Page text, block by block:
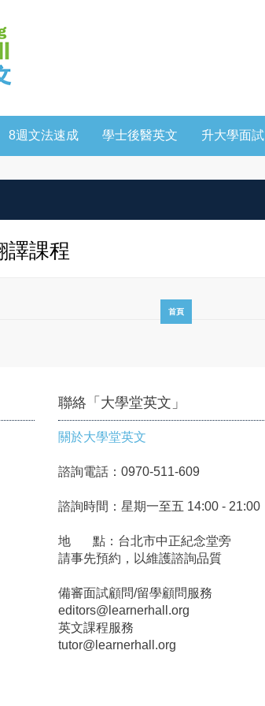
8週文法速成 學士後醫英文 升大學面試
譯課程
首頁
聯絡「大學堂英文」
關於大學堂英文
諮詢電話：0970-511-609
諮詢時間：星期一至五 14:00 - 21:00
地 點：台北市中正紀念堂旁
請事先預約，以維護諮詢品質
備審面試顧問/留學顧問服務
editors@learnerhall.org
英文課程服務
tutor@learnerhall.org